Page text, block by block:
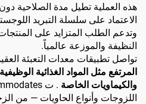
هذه العملية تطيل مدة الصلاحية دون
الاعتماد على سلسلة التبريد
وتدعم الطلب المتزايد على
النظيفة والموزعة عالمياً.
تواصل تطبيقات معدات التعبئة
المرتفع مثل المواد الغذائية
والكيماويات الخاصة
اللزوجات وأنواع الحاويات — من